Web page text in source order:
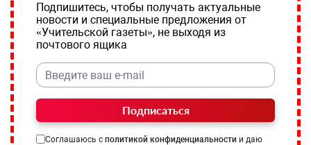
Подпишитесь, чтобы получать актуальные
новости и специальные предложения от
«Учительской газеты», не выходя из
почтового ящика
Подписаться
Соглашаюсь с политикой конфиденциальности и даю